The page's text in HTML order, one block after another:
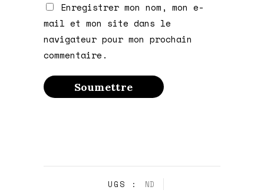
Enregistrer mon nom, mon e-
mail et mon site dans le
navigateur pour mon prochain
commentaire.
UGS :
ND